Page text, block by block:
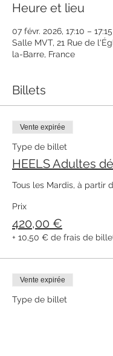
Heure et lieu
07 févr. 2026, 17:10 – 17:15
Salle MVT, 21 Rue de
la-Barre, France
Billets
Vente expirée
Type de billet
HEELS Adultes
Tous les Mardis, à partir
Prix
420,00 €
+ 10,50 € de frais de
Vente expirée
Type de billet